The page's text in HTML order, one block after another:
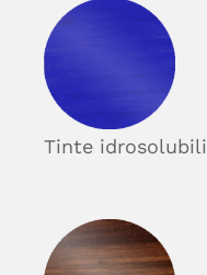
Tinte idrosolubili